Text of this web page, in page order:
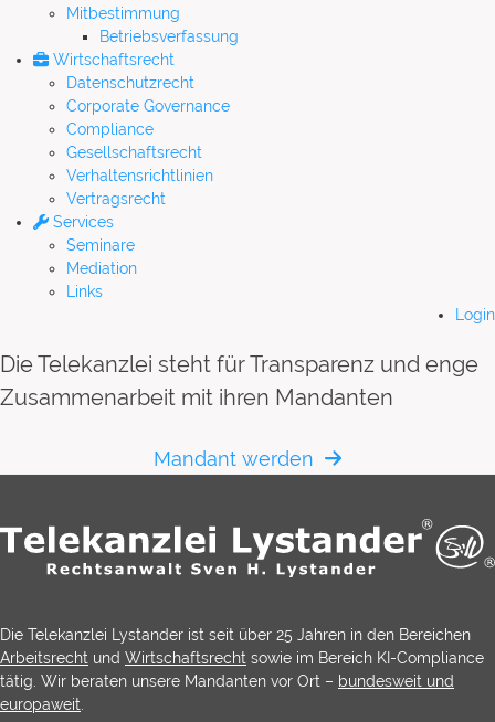
Mitbestimmung
Betriebsverfassung
Wirtschaftsrecht
Datenschutzrecht
Corporate Governance
Compliance
Gesellschaftsrecht
Verhaltensrichtlinien
Vertragsrecht
Services
Seminare
Mediation
Links
Login
Die Telekanzlei steht für Transparenz und enge
Zusammenarbeit mit ihren Mandanten
Mandant werden
Die Telekanzlei Lystander ist seit über 25 Jahren in den Bereichen
Arbeitsrecht und Wirtschaftsrecht sowie im Bereich KI-Compliance
tätig. Wir beraten unsere Mandanten vor Ort – bundesweit und
europaweit